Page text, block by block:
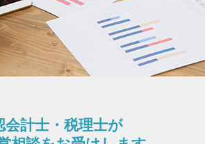
会計士・税理士が